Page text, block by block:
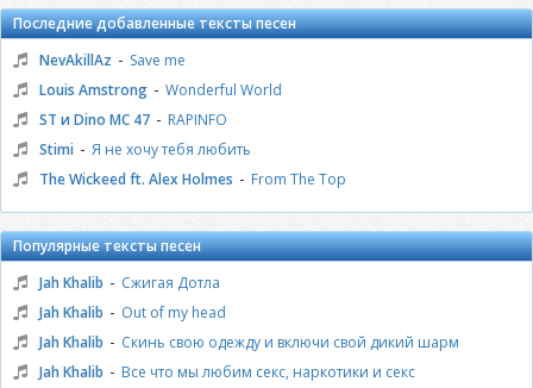
Последние добавленные тексты песен
NevAkillAz - Save me
Louis Amstrong - Wonderful World
ST и Dino MC 47 - RAPINFO
Stimi - Я не хочу тебя любить
The Wickeed ft. Alex Holmes - From The Top
Популярные тексты песен
Jah Khalib - Сжигая Дотла
Jah Khalib - Out of my head
Jah Khalib - Скинь свою одежду и включи свой дикий шарм
Jah Khalib - Все что мы любим секс, наркотики и секс